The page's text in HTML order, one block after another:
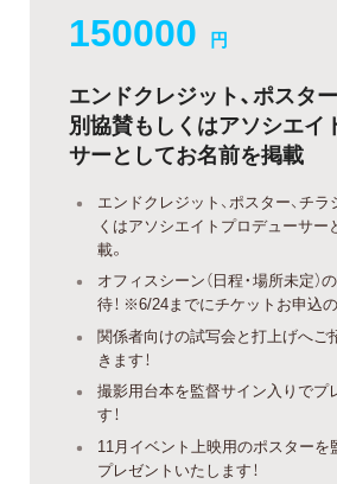
150000 円
エンドクレジット、ポスタ
別協賛もしくはアソシエイ
サーとしてお名前を掲載
エンドクレジット、ポスター、チ
くはアソシエイトプロデューサー
載。
オフィスシーン（日程・場所未定）
待！ ※6/24までにチケットお申込の
関係者向けの試写会と打上げへご
きます！
撮影用台本を監督サイン入りでプ
す！
11月イベント上映用のポスターを
プレゼントいたします！